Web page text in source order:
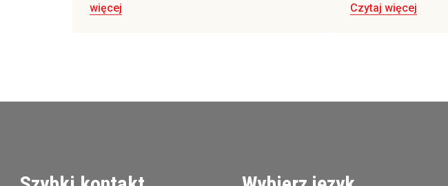
więcej
Czytaj więcej